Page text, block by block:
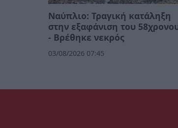
Ναύπλιο: Τραγική κατάληξη
στην εξαφάνιση του
- Βρέθηκε νεκρός
03/08/2026 07:45